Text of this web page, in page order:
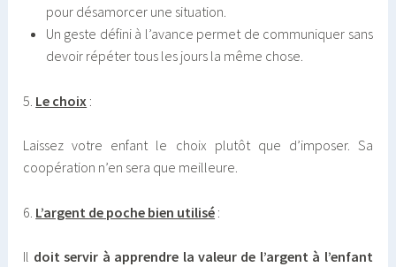
pour désamorcer une situation.
Un geste défini à l’avance permet de communiquer sans
devoir répéter tous les jours la même chose.
5. Le choix :
Laissez votre enfant le choix plutôt que d’imposer. Sa
coopération n’en sera que meilleure.
6. L’argent de poche bien utilisé :
Il doit servir à apprendre la valeur de l’argent à l’enfant